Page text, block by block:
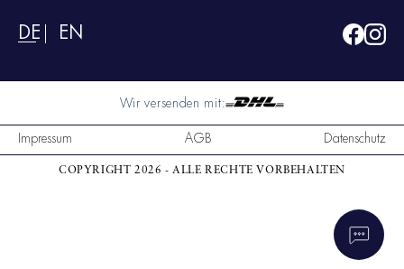
DE EN
Wir versenden mit:
Impressum
AGB Datenschutz
COPYRIGHT 2026 - ALLE RECHTE VORBEHALTEN